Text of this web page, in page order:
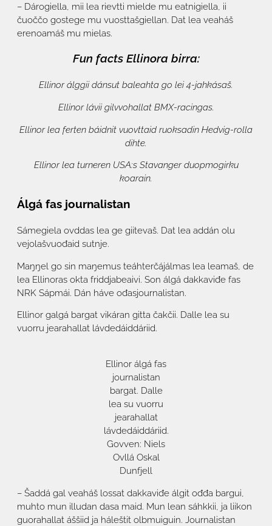
– Dárogiella, mii lea rievtti mielde mu eatnigiella, ii
čuoččo gostege mu vuosttašgiellan. Dat lea veaháš
erenoamáš mu mielas.
Fun facts Ellinora birra:
Ellinor álggii dánsut baleahta go lei 4-jahkásaš.
Ellinor lávii gilvvohallat BMX-racingas.
Ellinor lea ferten báidnit vuovttaid ruoksadin Hedvig-rolla
dihte.
Ellinor lea turneren USA:s Stavanger duopmogirku
koarain.
Álgá fas journalistan
Sámegiela ovddas lea ge giitevaš. Dat lea addán olu
vejolašvuođaid sutnje.
Maŋŋel go sin maŋemus teáhterčájálmas lea leamaš, de
lea Ellinoras okta friddjabeaivi. Son álgá dakkaviđe fas
NRK Sápmái. Dán háve ođasjournalistan.
Ellinor galgá bargat vikáran gitta čakčii. Dalle lea su
vuorru jearahallat lávdedáiddáriid.
Ellinor álgá fas
journalistan
bargat. Dalle
lea su vuorru
jearahallat
lávdedáiddáriid.
Govven: Niels
Ovllá Oskal
Dunfjell
– Šaddá gal veaháš lossat dakkaviđe álgit ođđa bargui,
muhto mun illudan dasa maid. Mun lean sáhkkii, ja liikon
guorahallat áššiid ja háleštit olbmuiguin. Journalistan